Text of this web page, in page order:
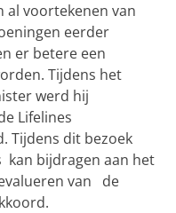
al voortekenen van
eerder
er betere een
Tijdens het
werd hij
Lifelines
Tijdens dit bezoek
kan bijdragen aan het
van de